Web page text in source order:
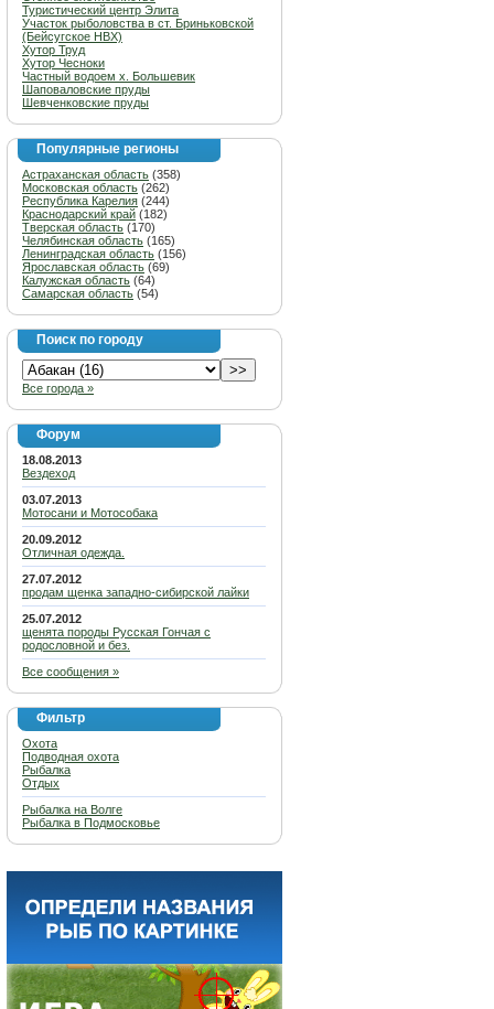
Туристический центр Элита
Участок рыболовства в ст. Бриньковской
(Бейсугское НВХ)
Хутор Труд
Хутор Чесноки
Частный водоем х. Большевик
Шаповаловские пруды
Шевченковские пруды
Популярные регионы
Астраханская область (358)
Московская область (262)
Республика Карелия (244)
Краснодарский край (182)
Тверская область (170)
Челябинская область (165)
Ленинградская область (156)
Ярославская область (69)
Калужская область (64)
Самарская область (54)
Поиск по городу
Все города »
Форум
18.08.2013
Вездеход
03.07.2013
Мотосани и Мотособака
20.09.2012
Отличная одежда.
27.07.2012
продам щенка западно-сибирской лайки
25.07.2012
щенята породы Русская Гончая с
родословной и без.
Все сообщения »
Фильтр
Охота
Подводная охота
Рыбалка
Отдых
Рыбалка на Волге
Рыбалка в Подмосковье